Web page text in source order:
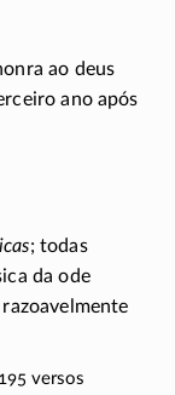
ao deus
ano após
; todas
da ode
versos